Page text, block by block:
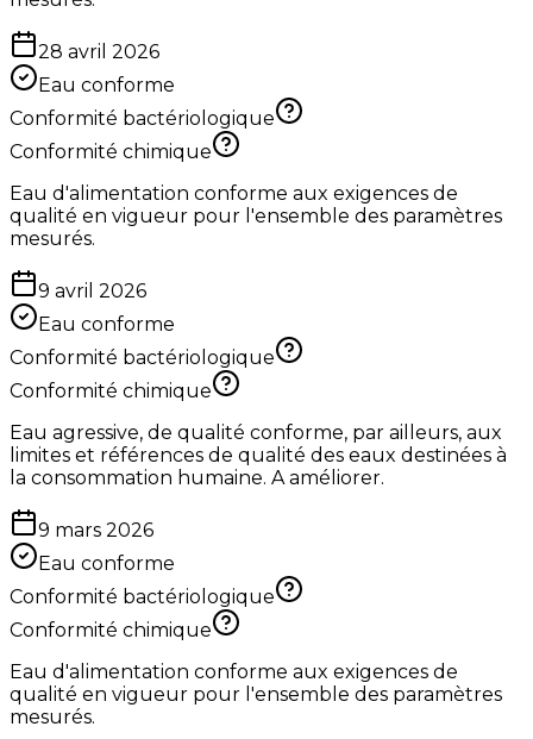
28 avril 2026
Eau conforme
Conformité bactériologique
Conformité chimique
Eau d'alimentation conforme aux exigences de
qualité en vigueur pour l'ensemble des paramètres
mesurés.
9 avril 2026
Eau conforme
Conformité bactériologique
Conformité chimique
Eau agressive, de qualité conforme, par ailleurs, aux
limites et références de qualité des eaux destinées à
la consommation humaine. A améliorer.
9 mars 2026
Eau conforme
Conformité bactériologique
Conformité chimique
Eau d'alimentation conforme aux exigences de
qualité en vigueur pour l'ensemble des paramètres
mesurés.